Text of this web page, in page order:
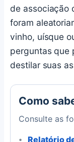
de associação
foram
vinho, uísque
perguntas que
destilar suas
Como
Consulte as
Relatório